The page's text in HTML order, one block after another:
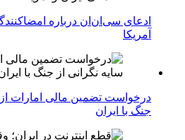
ادعای سی‌ان‌ان درباره
آمریکا
درخواست تضمین مالی امارات از
جنگ با ایران